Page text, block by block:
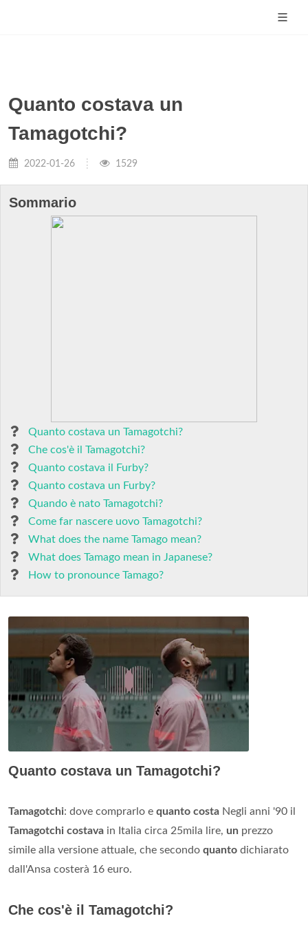
Quanto costava un
Tamagotchi?
2022-01-26 1529
Sommario
Quanto costava un Tamagotchi?
Che cos'è il Tamagotchi?
Quanto costava il Furby?
Quanto costava un Furby?
Quando è nato Tamagotchi?
Come far nascere uovo Tamagotchi?
What does the name Tamago mean?
What does Tamago mean in Japanese?
How to pronounce Tamago?
Quanto costava un Tamagotchi?
Tamagotchi: dove comprarlo e quanto costa Negli anni '90 il
Tamagotchi costava in Italia circa 25mila lire, un prezzo
simile alla versione attuale, che secondo quanto dichiarato
dall'Ansa costerà 16 euro.
Che cos'è il Tamagotchi?